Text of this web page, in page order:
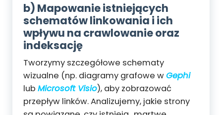
b) Mapowanie istniejących
schematów linkowania i ich
wpływu na crawlowanie oraz
indeksację
Tworzymy szczegółowe schematy
wizualne (np. diagramy grafowe wGephi
lub Microsoft Visio), aby zobrazować
przepływ linków. Analizujemy, jakie strony